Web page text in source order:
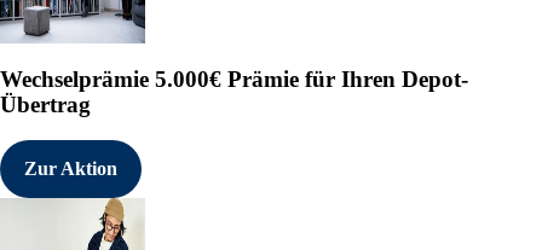
Wechselprämie 5.000€ Prämie für Ihren Depot-
Übertrag
Zur Aktion